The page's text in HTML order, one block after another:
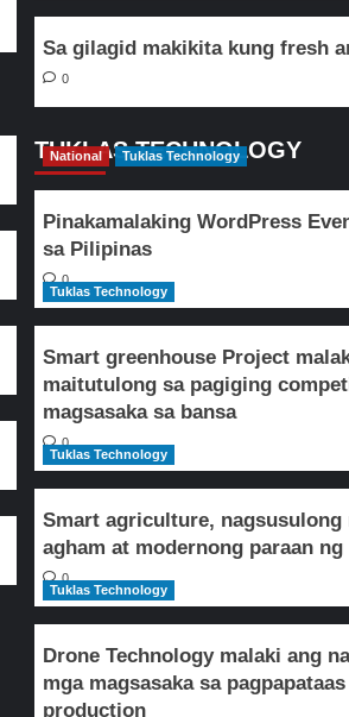
Sa gilagid makikita kung fresh
0
TUKLAS TECHNOLOGY
National Tuklas Technology
Pinakamalaking WordPress
sa Pilipinas
0
Tuklas Technology
Smart greenhouse Project
maitutulong sa pagiging
magsasaka sa bansa
0
Tuklas Technology
Smart agriculture, nagsusulong
agham at modernong paraan
0
Tuklas Technology
Drone Technology malaki ang
mga magsasaka sa
production